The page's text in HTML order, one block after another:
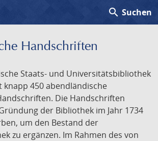
search Suchen
Handschriften
Staats- und Universitätsbibliothek
knapp 450 abendländische
Die Handschriften
der Bibliothek im Jahr 1734
um den Bestand der
zu ergänzen. Im Rahmen des von